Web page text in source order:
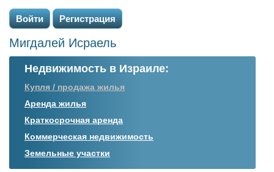
Войти Регистрация
Мигдалей Исраель
Недвижимость в Израиле:
Купля / продажа жилья
Аренда жилья
Краткосрочная аренда
Коммерческая недвижимость
Земельные участки